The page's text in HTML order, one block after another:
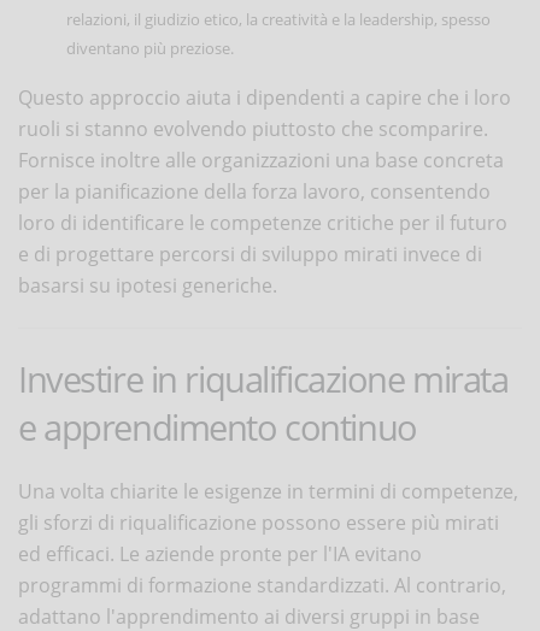
relazioni, il giudizio etico, la creatività e la leadership, spesso
diventano più preziose.
Questo approccio aiuta i dipendenti a capire che i loro
ruoli si stanno evolvendo piuttosto che scomparire.
Fornisce inoltre alle organizzazioni una base concreta
per la pianificazione della forza lavoro, consentendo
loro di identificare le competenze critiche per il futuro
e di progettare percorsi di sviluppo mirati invece di
basarsi su ipotesi generiche.
Investire in riqualificazione mirata
e apprendimento continuo
Una volta chiarite le esigenze in termini di competenze,
gli sforzi di riqualificazione possono essere più mirati
ed efficaci. Le aziende pronte per l'IA evitano
programmi di formazione standardizzati. Al contrario,
adattano l'apprendimento ai diversi gruppi in base